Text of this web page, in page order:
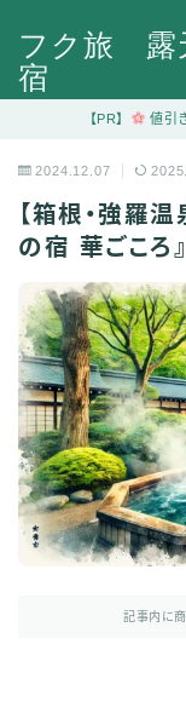
フク旅 露
宿MENU
お問い合わせ
お問い合わせ
サンプルページ
デモプリセット
デモプリセット
デモプリセット
トップページ
プライバシーポ
利用規約／特定
有料記事の決済
管理人プロフィ
記事一覧
運営者情報
【PR】 値引
2024.12.07
【箱根・強羅
の宿 華ごころ
記事内に